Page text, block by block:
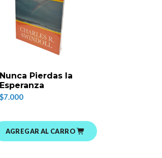
Nunca Pierdas la
Esperanza
$7.000
AGREGAR AL CARRO